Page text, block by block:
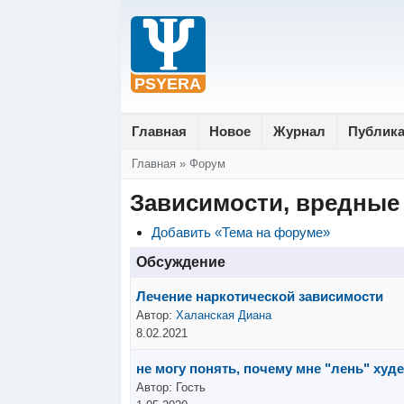
Главная Новое Журнал
Вы здесь
Главная » Форум
Зависимости,
Добавить «Тема на форуме»
Обсуждение
Лечение наркотической зависимости
Автор: Халанская Диана
8.02.2021
не могу понять, почему мне "лень"
Автор: Гость